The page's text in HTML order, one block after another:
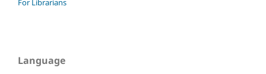
For Librarians
Language